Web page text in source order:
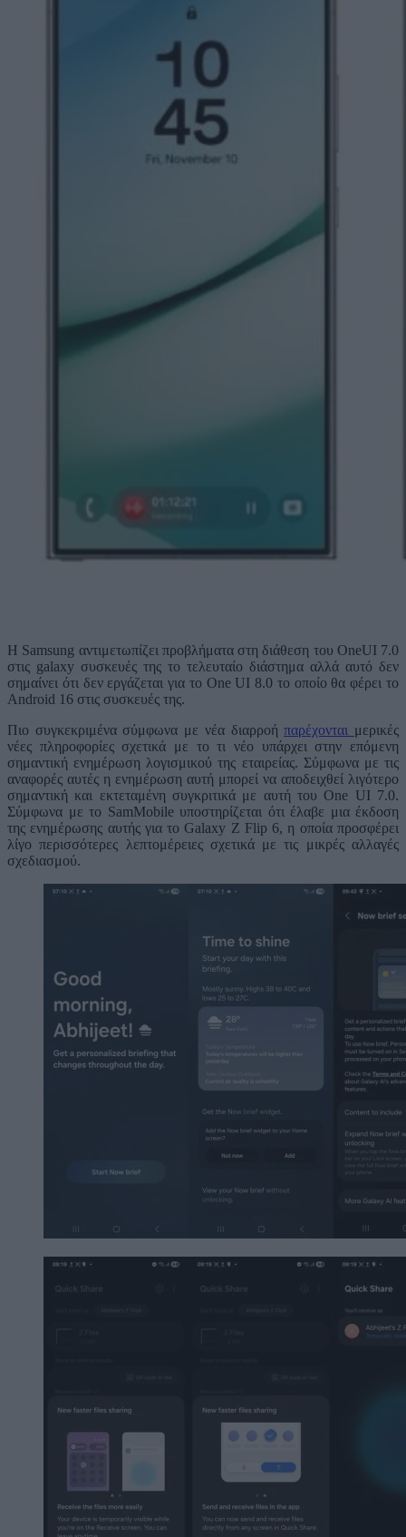
Η Samsung αντιμετωπίζει προβλήματα στη διάθεση του OneUI 7.0
στις galaxy συσκευές της το τελευταίο διάστημα αλλά αυτό δεν
σημαίνει ότι δεν εργάζεται για το One UI 8.0 το οποίο θα φέρει το
Android 16 στις συσκευές της.
Πιο συγκεκριμένα σύμφωνα με νέα διαρροήπαρέχονται μερικές
νέες πληροφορίες σχετικά με το τι νέο υπάρχει στην επόμενη
σημαντική ενημέρωση λογισμικού της εταιρείας. Σύμφωνα με τις
αναφορές αυτές η ενημέρωση αυτή μπορεί να αποδειχθεί λιγότερο
σημαντική και εκτεταμένη συγκριτικά με αυτή του One UI 7.0.
Σύμφωνα με το SamMobile υποστηρίζεται ότι έλαβε μια έκδοση
της ενημέρωσης αυτής για το Galaxy Z Flip 6, η οποία προσφέρει
λίγο περισσότερες λεπτομέρειες σχετικά με τις μικρές αλλαγές
σχεδιασμού.